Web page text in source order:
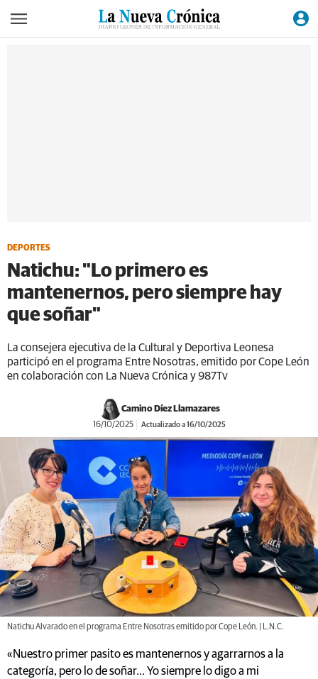
DEPORTES
Natichu: "Lo primero es
mantenernos, pero siempre hay
que soñar"
La consejera ejecutiva de la Cultural y Deportiva Leonesa
participó en el programa Entre Nosotras, emitido por Cope León
en colaboración con La Nueva Crónica y 987Tv
Camino Díez Llamazares
16/10/2025 Actualizado a 16/10/2025
Natichu Alvarado en el programa Entre Nosotras emitido por Cope León. | L.N.C.
«Nuestro primer pasito es mantenernos y agarrarnos a la
categoría, pero lo de soñar... Yo siempre lo digo a mi